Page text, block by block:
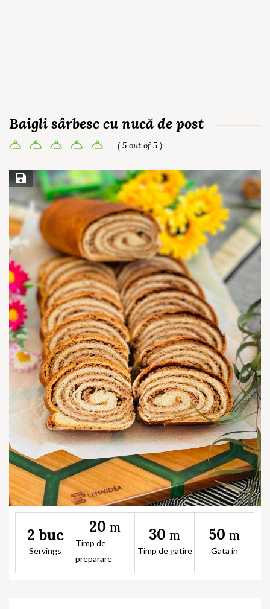
Baigli sârbesc cu nucă de post
( 5 out of 5 )
Save Recipe
2 buc
Servings
20 m
Timp de
preparare
30 m
Timp de gatire
50 m
Gata in